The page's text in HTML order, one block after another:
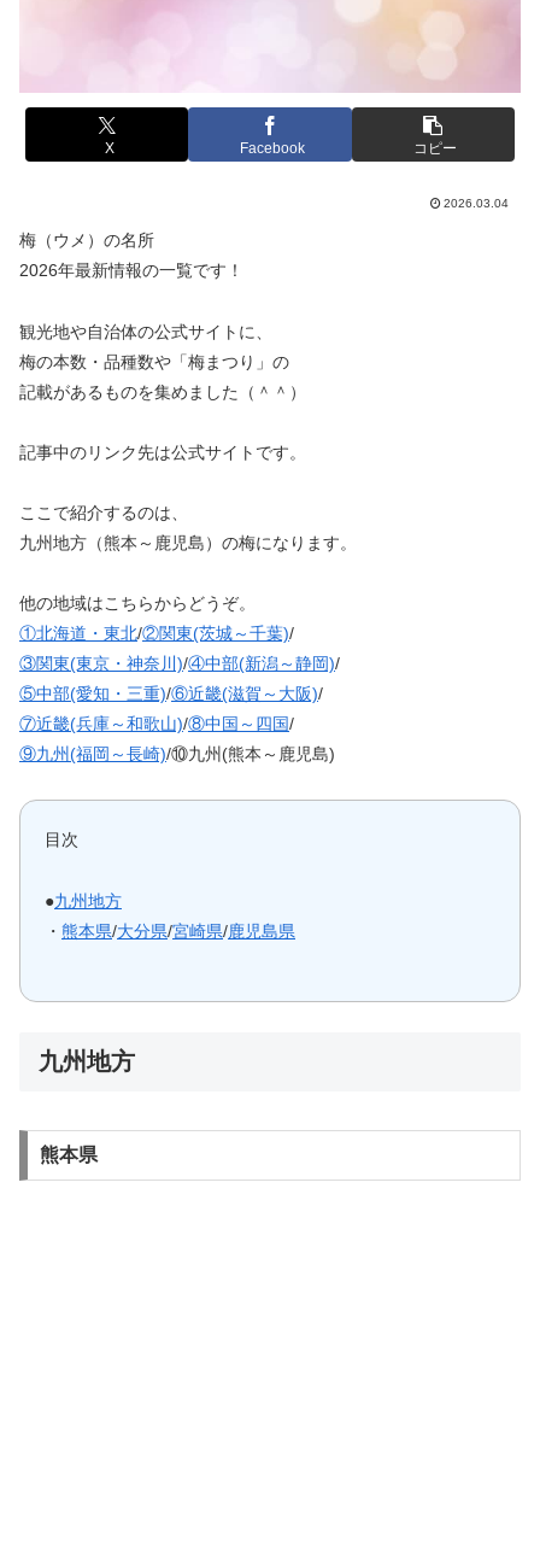
X Facebook コピー
2026.03.04
梅（ウメ）の名所
2026年最新情報の一覧です！
観光地や自治体の公式サイトに、
梅の本数・品種数や「梅まつり」の
記載があるものを集めました（＾＾）
記事中のリンク先は公式サイトです。
ここで紹介するのは、
九州地方（熊本～鹿児島）の梅になります。
他の地域はこちらからどうぞ。
①北海道・東北/②関東(茨城～千葉)/
③関東(東京・神奈川)/④中部(新潟～静岡)/
⑤中部(愛知・三重)/⑥近畿(滋賀～大阪)/
⑦近畿(兵庫～和歌山)/⑧中国～四国/
⑨九州(福岡～長崎)/⑩九州(熊本～鹿児島)
目次
●九州地方
・ 熊本県/大分県/宮崎県/鹿児島県
九州地方
熊本県